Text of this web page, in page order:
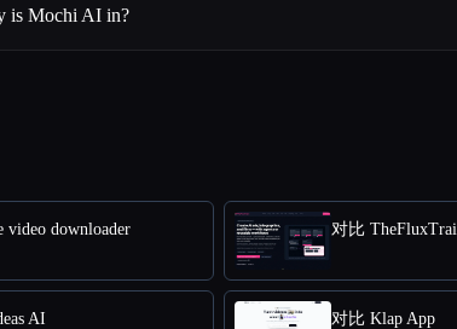
is Mochi AI in?
video downloader 对比
AI 对比 Klap App